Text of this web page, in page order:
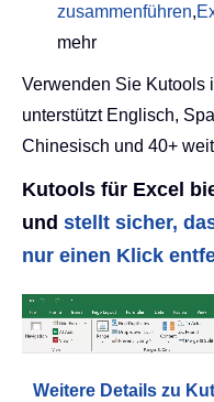
zusammenführen,
mehr
Verwenden Sie Kutools
unterstützt Englisch,
Chinesisch und 40+
Kutools für Excel
und stellt sicher,
nur einen Klick
Weitere Details zu